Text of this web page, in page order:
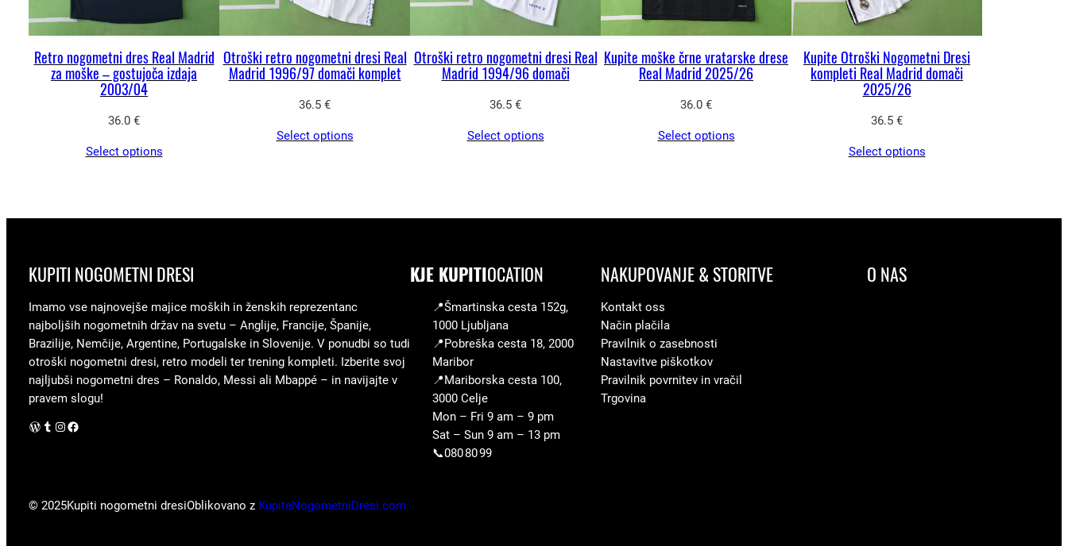
r
e
s
o
t
r
o
k
e
k
o
Retro nogometni dres Real Madrid
za moške – gostujoča izdaja
2003/04
36.0 €
Select options
Otroški retro nogometni dresi Real
Madrid 1996/97 domači komplet
36.5 €
Select options
Otroški retro nogometni dresi Real
Madrid 1994/96 domači
36.5 €
Select options
Kupite moške črne vratarske drese
Real Madrid 2025/26
36.0 €
Select options
Kupite Otroški Nogometni Dresi
kompleti Real Madrid domači
2025/26
36.5 €
Select options
KUPITI NOGOMETNI DRESI
Imamo vse najnovejše majice moških in ženskih reprezentanc
najboljših nogometnih držav na svetu – Anglije, Francije, Španije,
Brazilije, Nemčije, Argentine, Portugalske in Slovenije. V ponudbi so tudi
otroški nogometni dresi, retro modeli ter trening kompleti. Izberite svoj
najljubši nogometni dres – Ronaldo, Messi ali Mbappé – in navijajte v
pravem slogu!
WordPress Instagram Facebook
KJE KUPITIOCATION
📍Šmartinska cesta 152g,
1000 Ljubljana
📍Pobreška cesta 18, 2000
Maribor
📍Mariborska cesta 100,
3000 Celje
Mon – Fri 9 am – 9 pm
Sat – Sun 9 am – 13 pm
📞080 80 99
NAKUPOVANJE & STORITVE
Kontakt oss
Način plačila
Pravilnik o zasebnosti
Nastavitve piškotkov
Pravilnik povrnitev in vračil
Trgovina
O NAS
© 2025Kupiti nogometni dresiOblikovano z KupiteNogometniDresi.com